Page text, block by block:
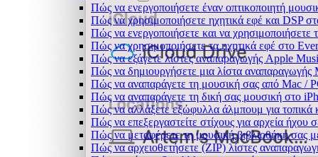
Πώς να ενεργοποιήσετε έναν οπτικοποιητή
Πώς να χρησιμοποιήσετε ηχητικά εφέ και DSP
Πώς να ενεργοποιήσετε και να
Πώς να χρησιμοποιήσετε τα ηχητικά εφέ στο
Πώς να εξάγετε λίστες αναπαραγωγής Apple
Πώς να δημιουργήσετε μια λίστα
Πώς να αναπαράγετε τη μουσική σας από Mac /
Πώς να αναπαράγετε τη δική σας μουσική στο
Πώς να αλλάξετε εξώφυλλα άλμπουμ για
Πώς να επεξεργαστείτε στίχους για αρχεία
Πώς να μεταφέρετε τη μουσική βιβλιοθήκη
Πώς να αρχειοθετήσετε (ZIP) λίστες